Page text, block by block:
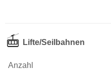
Lifte/Seilbahnen
Anzahl